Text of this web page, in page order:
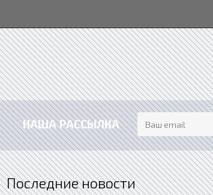
НАША РАССЫЛКА
Последние новости